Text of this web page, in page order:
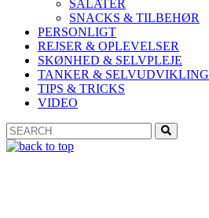
SALATER
SNACKS & TILBEHØR
PERSONLIGT
REJSER & OPLEVELSER
SKØNHED & SELVPLEJE
TANKER & SELVUDVIKLING
TIPS & TRICKS
VIDEO
Search
for: